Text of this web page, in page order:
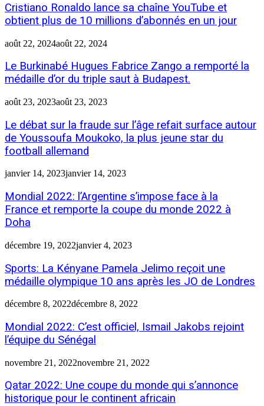
Cristiano Ronaldo lance sa chaîne YouTube et
obtient plus de 10 millions d’abonnés en un jour
août 22, 2024août 22, 2024
Le Burkinabé Hugues Fabrice Zango a remporté la
médaille d’or du triple saut à Budapest.
août 23, 2023août 23, 2023
Le débat sur la fraude sur l’âge refait surface autour
de Youssoufa Moukoko, la plus jeune star du
football allemand
janvier 14, 2023janvier 14, 2023
Mondial 2022: l’Argentine s’impose face à la
France et remporte la coupe du monde 2022 à
Doha
décembre 19, 2022janvier 4, 2023
Sports: La Kényane Pamela Jelimo reçoit une
médaille olympique 10 ans après les JO de Londres
décembre 8, 2022décembre 8, 2022
Mondial 2022: C’est officiel, Ismail Jakobs rejoint
l’équipe du Sénégal
novembre 21, 2022novembre 21, 2022
Qatar 2022: Une coupe du monde qui s’annonce
historique pour le continent africain